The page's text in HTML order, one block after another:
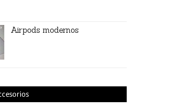
Airpods modernos